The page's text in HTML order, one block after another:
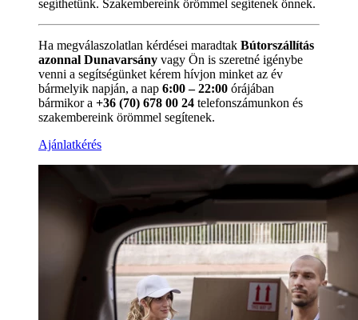
segíthetünk. Szakembereink örömmel segítenek önnek.
Ha megválaszolatlan kérdései maradtak Bútorszállítás
azonnal Dunavarsány vagy Ön is szeretné igénybe
venni a segítségünket kérem hívjon minket az év
bármelyik napján, a nap 6:00 – 22:00 órájában
bármikor a +36 (70) 678 00 24 telefonszámunkon és
szakembereink örömmel segítenek.
Ajánlatkérés